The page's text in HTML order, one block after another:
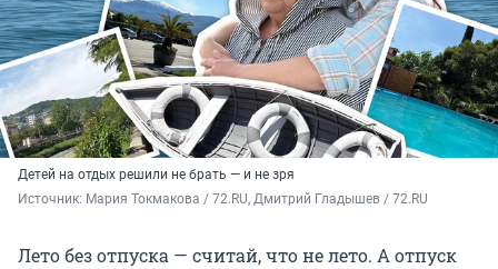
Детей на отдых решили не брать — и не зря
Источник: Мария Токмакова / 72.RU, Дмитрий Гладышев / 72.RU
Лето без отпуска — считай, что не лето. А отпуск